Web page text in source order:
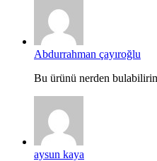
Abdurrahman çayıroğlu
Bu ürünü nerden
aysun kaya